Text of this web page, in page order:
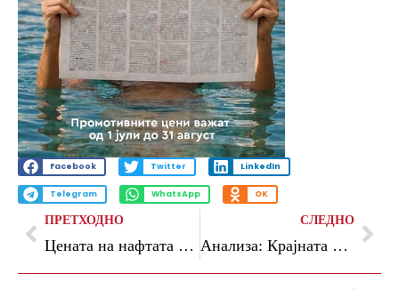
Facebook Twitter LinkedIn
Telegram WhatsApp OK
ПРЕТХОДНО
Цената на нафтата повторно порасна, поради нападите на САД врз Иран
СЛЕДНО
Анализа: Крајната цел на Трамп во војната со Иран е предавање